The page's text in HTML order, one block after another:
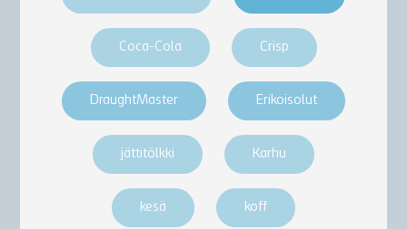
Coca-Cola Crisp
DraughtMaster Erikoisolut
jättitölkki Karhu
kesä koff